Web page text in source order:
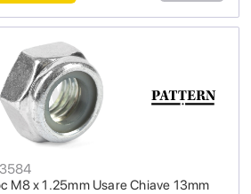
M8 x 1.25mm Usare Chiave 13mm